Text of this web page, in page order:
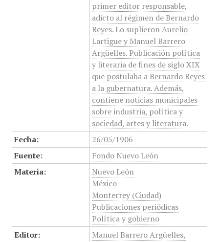
primer editor responsable,
adicto al régimen de Bernardo
Reyes. Lo suplieron Aurelio
Lartigue y Manuel Barrero
Argüelles. Publicación política
y literaria de fines de siglo XIX
que postulaba a Bernardo Reyes
a la gubernatura. Además,
contiene noticias municipales
sobre industria, política y
sociedad, artes y literatura.
Fecha:
26/05/1906
Fuente:
Fondo Nuevo León
Materia:
Nuevo León
México
Monterrey (Ciudad)
Publicaciones periódicas
Política y gobierno
Editor:
Manuel Barrero Argüelles,